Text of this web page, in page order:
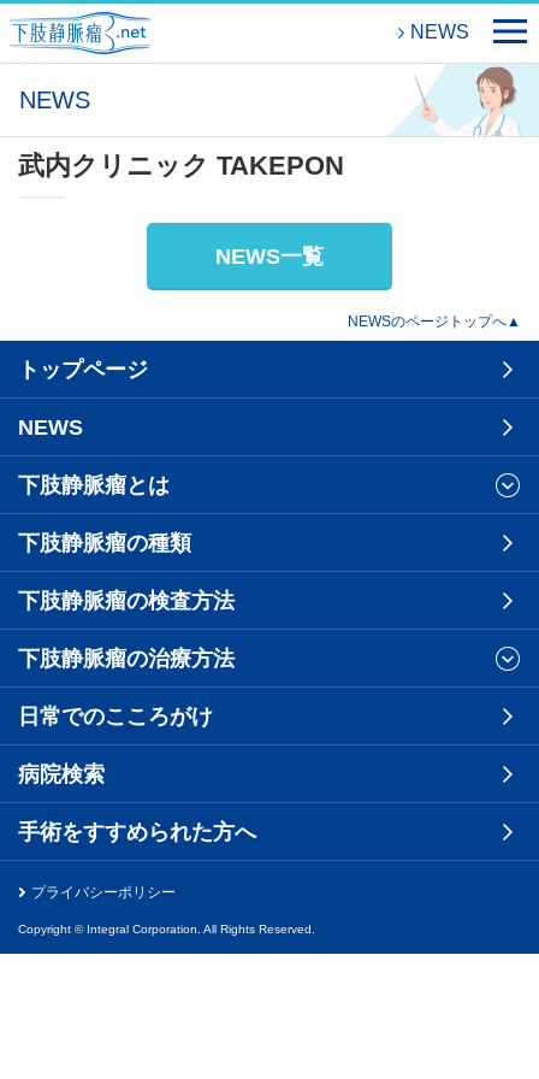
NEWS
NEWS
武内クリニック TAKEPON
NEWS一覧
NEWSのページトップへ▲
トップページ
NEWS
下肢静脈瘤とは
下肢静脈瘤の種類
下肢静脈瘤の検査方法
下肢静脈瘤の治療方法
日常でのこころがけ
病院検索
手術をすすめられた方へ
プライバシーポリシー
Copyright © Integral Corporation. All Rights Reserved.